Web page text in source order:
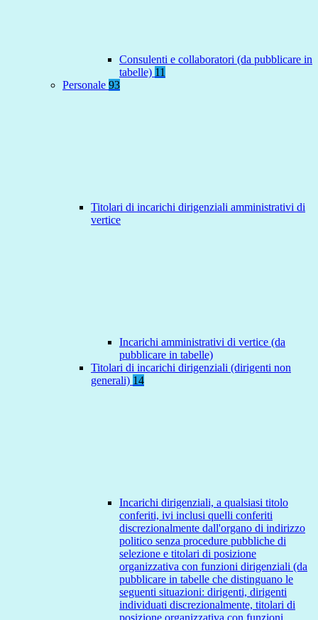
Consulenti e collaboratori (da pubblicare in
tabelle) 11
Personale 93
Titolari di incarichi dirigenziali amministrativi di
vertice
Incarichi amministrativi di vertice (da
pubblicare in tabelle)
Titolari di incarichi dirigenziali (dirigenti non
generali) 14
Incarichi dirigenziali, a qualsiasi titolo
conferiti, ivi inclusi quelli conferiti
discrezionalmente dall'organo di indirizzo
politico senza procedure pubbliche di
selezione e titolari di posizione
organizzativa con funzioni dirigenziali (da
pubblicare in tabelle che distinguano le
seguenti situazioni: dirigenti, dirigenti
individuati discrezionalmente, titolari di